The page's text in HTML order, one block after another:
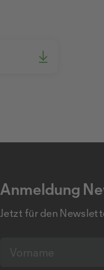
Anmeldung
Jetzt für den